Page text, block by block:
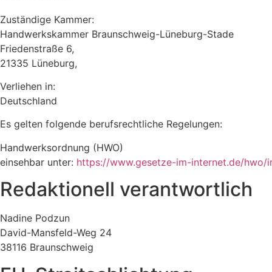
Zuständige Kammer:
Handwerkskammer Braunschweig-Lüneburg-Stade
Friedenstraße 6,
21335 Lüneburg,
Verliehen in:
Deutschland
Es gelten folgende berufsrechtliche Regelungen:
Handwerksordnung (HWO)
einsehbar unter: https://www.gesetze-im-internet.de/hwo/
Redaktionell verantwortlich
Nadine Podzun
David-Mansfeld-Weg 24
38116 Braunschweig